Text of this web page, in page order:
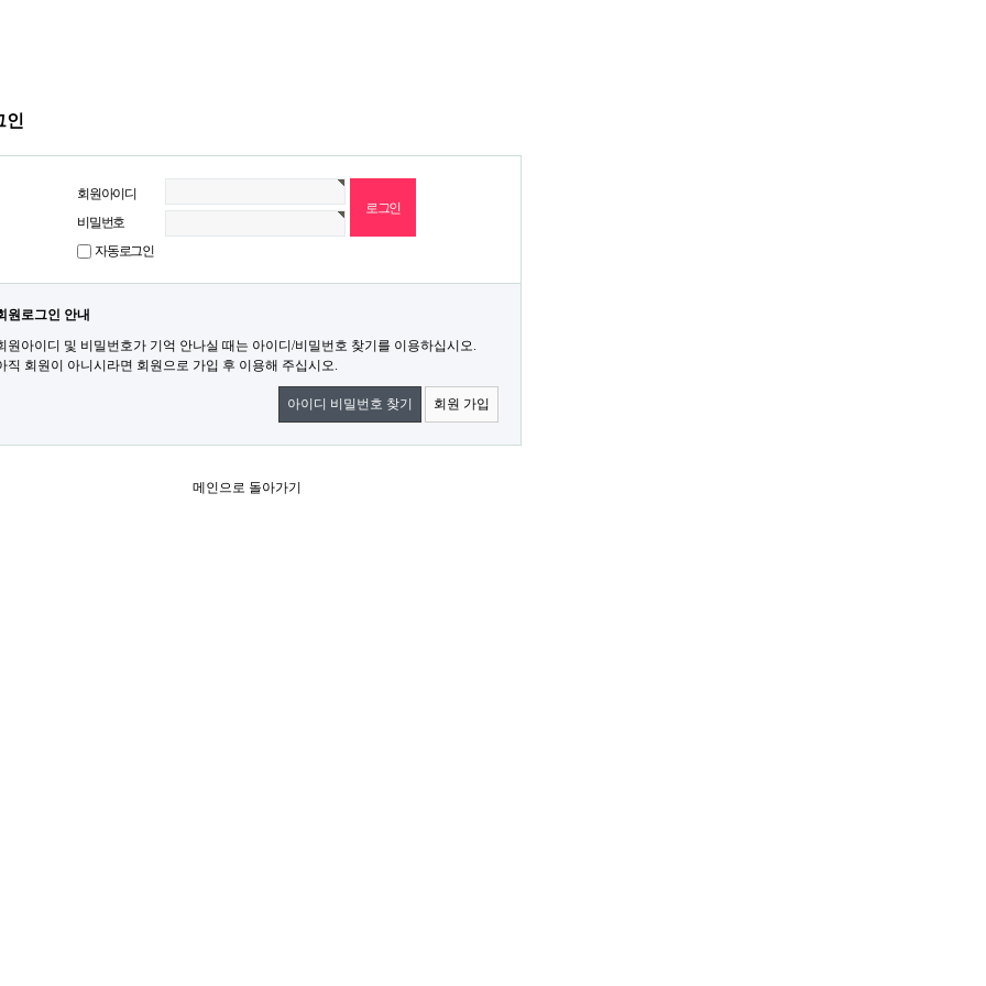
인
회원아이디
비밀번호
자동로그인
원로그인 안내
원아이디 및 비밀번호가 기억 안나실 때는 아이디/비밀번호 찾기를 이용하십시오.
직 회원이 아니시라면 회원으로 가입 후 이용해 주십시오.
아이디 비밀번호 찾기 회원 가입
메인으로 돌아가기